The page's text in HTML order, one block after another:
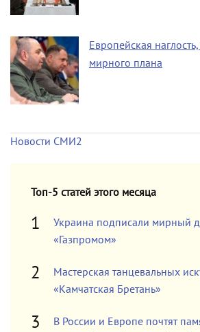
Европейская
мирного плана
Новости СМИ2
Топ-5 статей этого месяца
Украина подписали мирный
«Газпромом»
Мастерская танцевальных
«Камчатская Бретань»
В России и Европе почтят